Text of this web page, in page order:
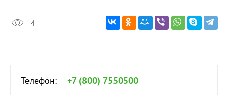
4
Телефон:
+7 (800) 7550500